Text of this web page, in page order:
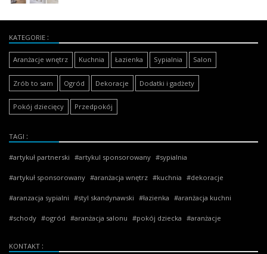
KATEGORIE
Aranżacje wnętrz Kuchnia Łazienka Sypialnia Salon
Zrób to sam Ogród Dekoracje Dodatki i gadżety
Pokój dziecięcy Przedpokój
TAGI
artykuł partnerski artykul sponsorowany sypialnia
artykuł sponsorowany aranżacja wnętrz kuchnia dekoracje
aranzacja sypialni styl skandynawski łazienka aranżacja kuchni
schody ogród aranżacja salonu pokój dziecka aranżacje
KONTAKT